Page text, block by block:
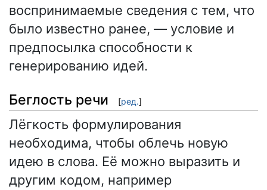
воспринимаемые сведения с тем, что
было известно ранее, — условие и
предпосылка способности к
генерированию идей.
Беглость речи [ред.]
Лёгкость формулирования
необходима, чтобы облечь новую
идею в слова. Её можно выразить и
другим кодом, например